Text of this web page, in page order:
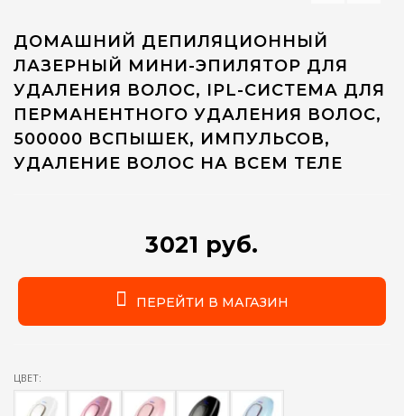
ДОМАШНИЙ ДЕПИЛЯЦИОННЫЙ
ЛАЗЕРНЫЙ МИНИ-ЭПИЛЯТОР ДЛЯ
УДАЛЕНИЯ ВОЛОС, IPL-СИСТЕМА ДЛЯ
ПЕРМАНЕНТНОГО УДАЛЕНИЯ ВОЛОС,
500000 ВСПЫШЕК, ИМПУЛЬСОВ,
УДАЛЕНИЕ ВОЛОС НА ВСЕМ ТЕЛЕ
3021 руб.
ПЕРЕЙТИ В МАГАЗИН
ЦВЕТ: